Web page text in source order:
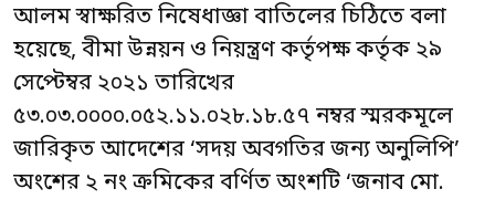
আলম স্বাক্ষরিত নিষেধাজ্ঞা বাতিলের চিঠিতে বলা
হয়েছে, বীমা উন্নয়ন ও নিয়ন্ত্রণ কর্তৃপক্ষ কর্তৃক ২৯
সেপ্টেম্বর ২০২১ তারিখের
৫৩.০৩.০০০০.০৫২.১১.০২৮.১৮.৫৭ নম্বর স্মরকমূলে
জারিকৃত আদেশের ‘সদয় অবগতির জন্য অনুলিপি’
অংশের ২ নং ক্রমিকের বর্ণিত অংশটি ‘জনাব মো.